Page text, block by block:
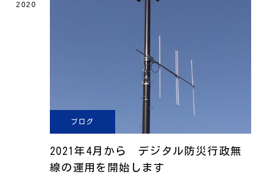
2020
ブログ
2021年4月から デジタル防災行政無
線の運用を開始します